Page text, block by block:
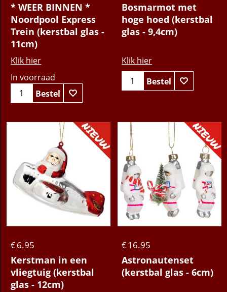
* WEER BINNEN *
Noordpool Express
Trein (kerstbal glas -
11cm)
Klik hier
In voorraad
Bestel
Bosmarmot met
hoge hoed (kerstbal
glas - 9,4cm)
Klik hier
Bestel
€6.95
Kerstman in een
vliegtuig (kerstbal
glas - 12cm)
€16.95
Astronautenset
(kerstbal glas - 6cm)